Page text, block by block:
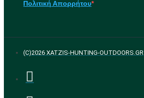
Πολιτική Απορρήτου
(C)2026 XATZIS-HUNTING-OUTDOORS.GR